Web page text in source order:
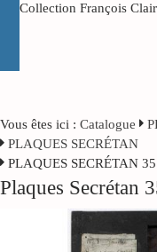
Collection François
Vous êtes ici : Catalogue
PLAQUES SECRÉTAN
PLAQUES SECRÉTAN
Plaques Secrétan